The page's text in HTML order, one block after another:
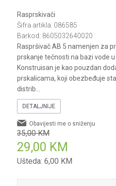
Rasprskivači
Šifra artikla: 086585
Barkod: 8605032640020
Raspršivač AB 5 namenjen za
prskanje tečnosti na bazi vode
Konstruisan je kao pouzdan
prskalicama, koji obezbeđuje
distrib
DETALJNIJE
35,00 KM
29,00 KM
Ušteda: 6,00 KM
Obavijesti me o sniženju